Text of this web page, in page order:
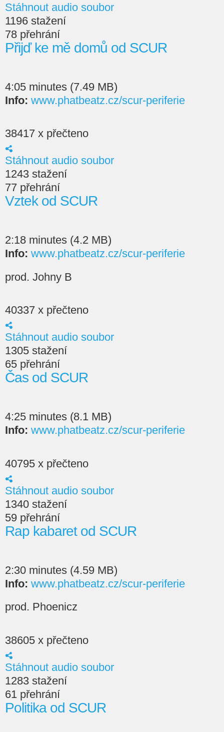
Stáhnout audio soubor
1196 stažení
78 přehrání
Přijď ke mě domů od SCUR
4:05 minutes (7.49 MB)
Info: www.phatbeatz.cz/scur-periferie
38417 x přečteno
Stáhnout audio soubor
1243 stažení
77 přehrání
Vztek od SCUR
2:18 minutes (4.2 MB)
Info: www.phatbeatz.cz/scur-periferie
prod. Johny B
40337 x přečteno
Stáhnout audio soubor
1305 stažení
65 přehrání
Čas od SCUR
4:25 minutes (8.1 MB)
Info: www.phatbeatz.cz/scur-periferie
40795 x přečteno
Stáhnout audio soubor
1340 stažení
59 přehrání
Rap kabaret od SCUR
2:30 minutes (4.59 MB)
Info: www.phatbeatz.cz/scur-periferie
prod. Phoenicz
38605 x přečteno
Stáhnout audio soubor
1283 stažení
61 přehrání
Politika od SCUR